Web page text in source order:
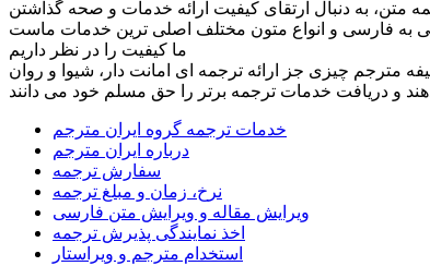
به دنبال ارتقای کیفیت ارائه خدمات و صحه گذاشتن
ما کیفیت را در نظر داریم
مترجم چیزی جز ارائه ترجمه ای امانت دار، شیوا و روان
خدمات ترجمه گروه ایران مترجم
درباره ایران مترجم
سفارش ترجمه
نرخ، زمان و مبلغ ترجمه
ویرایش مقاله و ویرایش متن فارسی
اخذ نمایندگی پذیرش ترجمه
استخدام مترجم و ویراستار